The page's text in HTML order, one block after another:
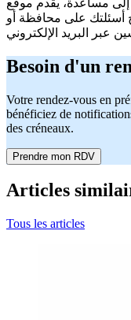
أسئلتك على محافظة أو
Besoin d'un
Votre rendez-vous en
bénéficiez de
des créneaux.
Prendre mon RDV
Articles
Tous les articles